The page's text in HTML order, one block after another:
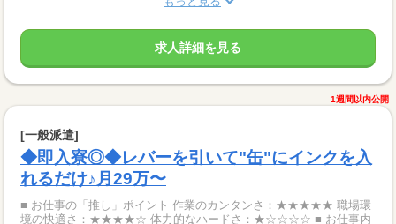
求人詳細を見る
1週間以内公開
[一般派遣]
◆即入寮◎◆レバーを引いて"缶"にインクを入
れるだけ♪月29万〜
■ お仕事の「推し」ポイント 作業のカンタンさ：★★★★★ 職場環
境の快適さ：★★★★☆ 体力的なハードさ：★☆☆☆☆ ■ お仕事内